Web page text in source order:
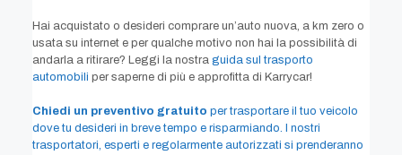
Hai acquistato o desideri comprare un’auto nuova, a km zero o
usata su internet e per qualche motivo non hai la possibilità di
andarla a ritirare? Leggi la nostra guida sul trasporto
automobili per saperne di più e approfitta di Karrycar!
Chiedi un preventivo gratuito per trasportare il tuo veicolo
dove tu desideri in breve tempo e risparmiando. I nostri
trasportatori, esperti e regolarmente autorizzati si prenderanno